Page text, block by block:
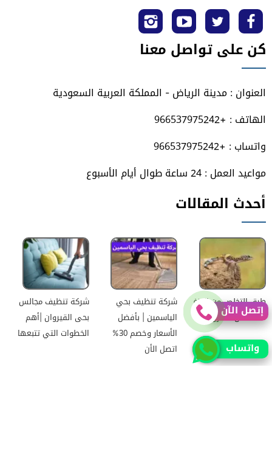
تابعنا
على
فيسبوك
تابعنا
على
تويتر
تابعنا
على
يوتيوب
تابعنا
على
انستجرام
كن على تواصل معنا
العنوان : مدينة الرياض - المملكة العربية السعودية
الهاتف : +966537975242
واتساب : +966537975242
مواعيد العمل : 24 ساعة طوال أيام الأسبوع
أحدث المقالات
طرق التخلص من الوزغ
فعالة من المنزل
شركة تنظيف بحي
الياسمين | بأفضل
الأسعار وخصم 30%
اتصل الأن
شركة تنظيف مجالس
بحى القيروان |أهم
الخطوات التي تتبعها
إتصل الآن
واتساب